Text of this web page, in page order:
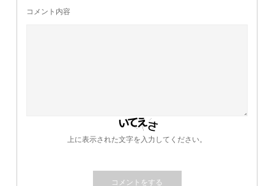
コメント内容
上に表示された文字を入力してください。